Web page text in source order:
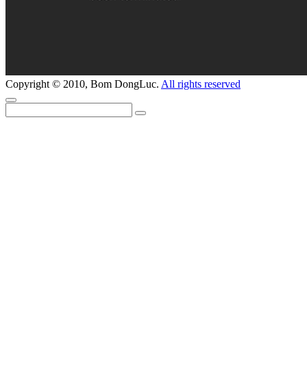
Copyright © 2010, Bom DongLuc. All rights reserved